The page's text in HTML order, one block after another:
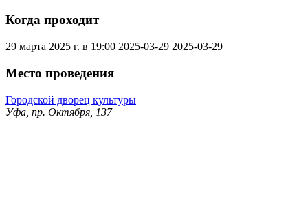
Когда проходит
29 марта 2025 г. в 19:00 2025-03-29 2025-03-29
Место проведения
Городской дворец культуры
Уфа, пр. Октября, 137